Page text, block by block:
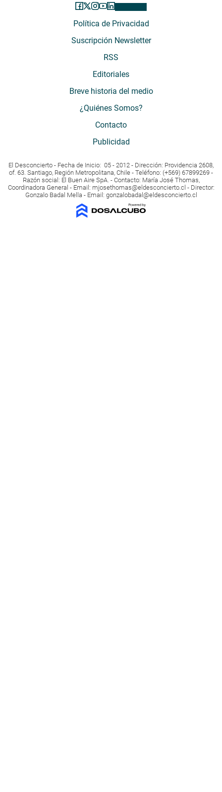
Política de Privacidad
Suscripción Newsletter
RSS
Editoriales
Breve historia del medio
¿Quiénes Somos?
Contacto
Publicidad
El Desconcierto - Fecha de Inicio: 05 - 2012 - Dirección: Providencia 2608,
of. 63. Santiago, Región Metropolitana, Chile - Teléfono: (+569) 67899269 -
Razón social: El Buen Aire SpA. - Contacto: María José Thomas,
Coordinadora General - Email: mjosethomas@eldesconcierto.cl - Director:
Gonzalo Badal Mella - Email: gonzalobadal@eldesconcierto.cl